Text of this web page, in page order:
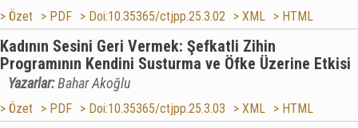
> Özet > PDF > Doi:10.35365/ctjpp.25.3.02 > XML > HTML
Kadının Sesini Geri Vermek: Şefkatli Zihin
Programının Kendini Susturma ve Öfke Üzerine Etkisi
Yazarlar:Bahar Akoğlu
> Özet > PDF > Doi:10.35365/ctjpp.25.3.03 > XML > HTML